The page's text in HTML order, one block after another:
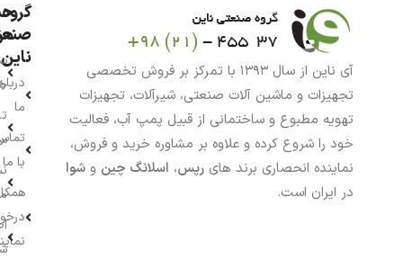
آی ناین از سال ۱۳۹۳ با تمرکز بر فروش تخصصی
تجهیزات و ماشین آلات صنعتی، شیرآلات، تجهیزات
تهویه مطبوع و ساختمانی از قبیل پمپ آب، فعالیت
خود را شروع کرده و علاوه بر مشاوره خرید و فروش،
نماینده انحصاری برند های رپس، اسلانگ چین و شوا
در ایران است.
گروه
ناین
ما
با ما